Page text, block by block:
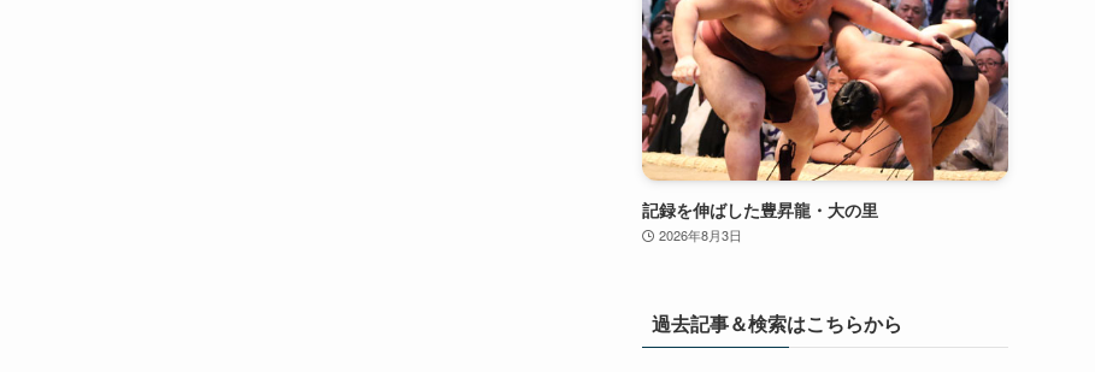
記録を伸ばした豊昇龍・大の里
2026年8月3日
過去記事＆検索はこちらから